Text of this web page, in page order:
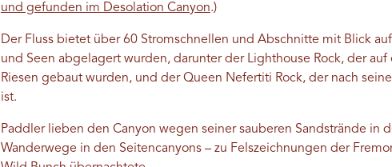
und gefunden im Desolation Canyon.)
Der Fluss bietet über 60 Stromschnellen und Abschnitte mit Blick
und Seen abgelagert wurden, darunter der Lighthouse Rock, der
Riesen gebaut wurden, und der Queen Nefertiti Rock, der nach
ist.
Paddler lieben den Canyon wegen seiner sauberen Sandstrände in
Wanderwege in den Seitencanyons – zu Felszeichnungen der